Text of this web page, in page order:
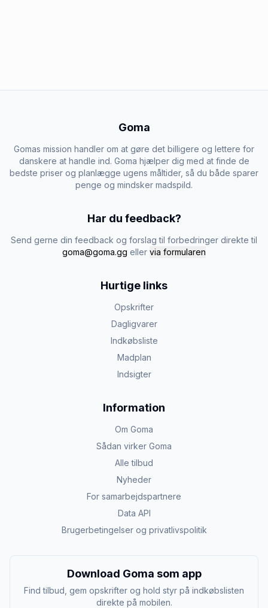
Goma
Gomas mission handler om at gøre det billigere og lettere for
danskere at handle ind. Goma hjælper dig med at finde de
bedste priser og planlægge ugens måltider, så du både sparer
penge og mindsker madspild.
Har du feedback?
Send gerne din feedback og forslag til forbedringer direkte til
goma@goma.gg eller via formularen
Hurtige links
Opskrifter
Dagligvarer
Indkøbsliste
Madplan
Indsigter
Information
Om Goma
Sådan virker Goma
Alle tilbud
Nyheder
For samarbejdspartnere
Data API
Brugerbetingelser og privatlivspolitik
Download Goma som app
Find tilbud, gem opskrifter og hold styr på indkøbslisten
direkte på mobilen.